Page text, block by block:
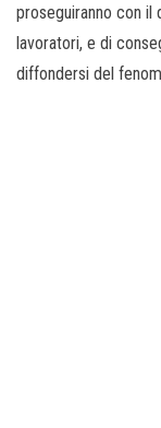
proseguiranno con il
lavoratori, e di
diffondersi del